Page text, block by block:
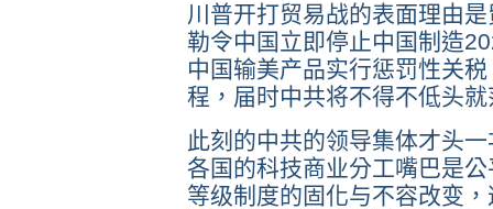
川普开打贸易战的表面理由
勒令中国立即停止中国制造
中国输美产品实行惩罚性关
程，届时中共将不得不低头
此刻的中共的领导集体才头
各国的科技商业分工嘴巴是
等级制度的固化与不容改变